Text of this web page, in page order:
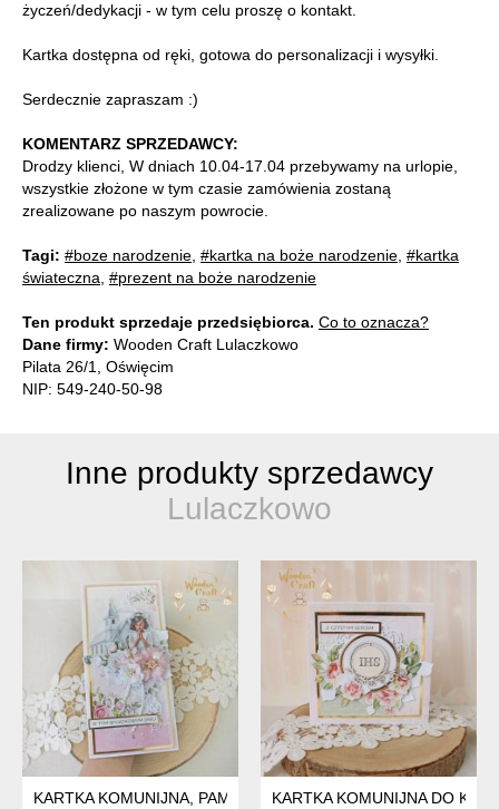
życzeń/dedykacji - w tym celu proszę o kontakt.
Kartka dostępna od ręki, gotowa do personalizacji i wysyłki.
Serdecznie zapraszam :)
KOMENTARZ SPRZEDAWCY:
Drodzy klienci, W dniach 10.04-17.04 przebywamy na urlopie,
wszystkie złożone w tym czasie zamówienia zostaną
zrealizowane po naszym powrocie.
Tagi: #boze narodzenie #kartka na boże narodzenie #kartka
świateczna #prezent na boże narodzenie
Ten produkt sprzedaje przedsiębiorca. Co to oznacza?
Dane firmy: Wooden Craft Lulaczkowo
Pilata 26/1, Oświęcim
NIP: 549-240-50-98
Inne produkty sprzedawcy
Lulaczkowo
KARTKA KOMUNIJNA, PAMIĄTKA KOMUNII, PREZENT
KARTKA KOMUNIJNA DO